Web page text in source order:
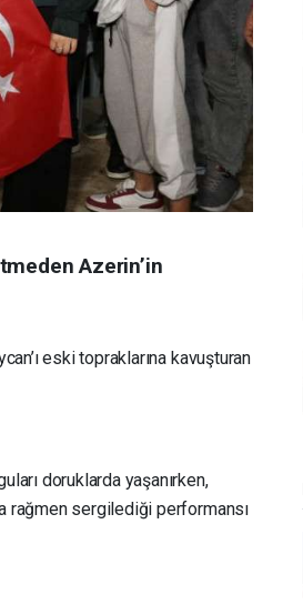
Azerin’in
eski topraklarına kavuşturan
doruklarda yaşanırken,
rağmen sergilediği performansı